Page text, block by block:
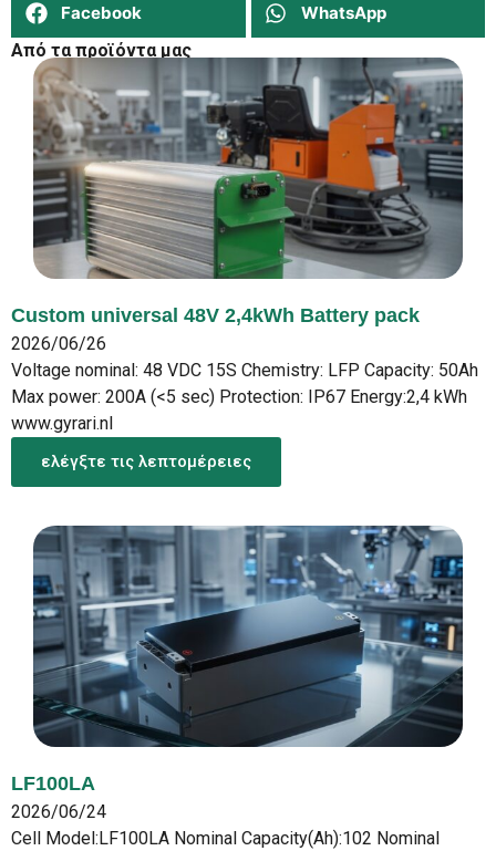
Facebook
WhatsApp
Από τα προϊόντα μας
Custom universal 48V 2,4kWh Battery pack
2026/06/26
Voltage nominal: 48 VDC 15S Chemistry: LFP Capacity: 50Ah
Max power: 200A (<5 sec) Protection: IP67 Energy:2,4 kWh
www.gyrari.nl
ελέγξτε τις λεπτομέρειες
LF100LA
2026/06/24
Cell Model:LF100LA Nominal Capacity(Ah):102 Nominal